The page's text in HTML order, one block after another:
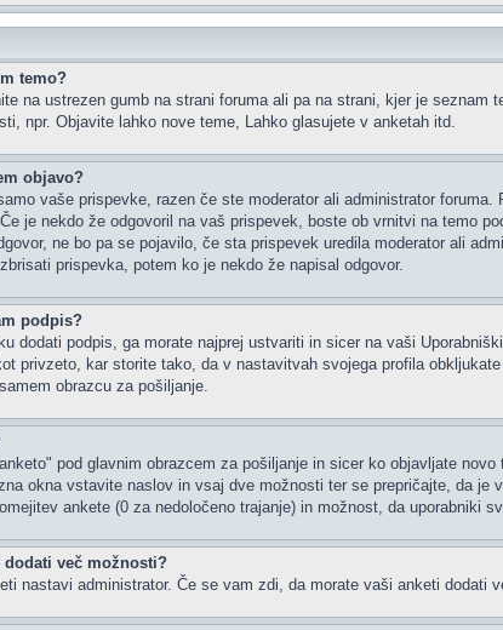
temo?
na ustrezen gumb na strani foruma ali pa na strani, kjer je
npr. Objavite lahko nove teme, Lahko glasujete v anketah itd.
objavo?
vaše prispevke, razen če ste moderator ali administrator
je nekdo že odgovoril na vaš prispevek, boste ob vrnitvi na temo
ne bo pa se pojavilo, če sta prispevek uredila moderator ali
prispevka, potem ko je nekdo že napisal odgovor.
podpis?
dodati podpis, ga morate najprej ustvariti in sicer na vaši
privzeto, kar storite tako, da v nastavitvah svojega profila
obrazcu za pošiljanje.
pod glavnim obrazcem za pošiljanje in sicer ko objavljate
okna vstavite naslov in vsaj dve možnosti ter se prepričajte, da
ankete (0 za nedoločeno trajanje) in možnost, da uporabniki
dodati več možnosti?
nastavi administrator. Če se vam zdi, da morate vaši anketi dodati